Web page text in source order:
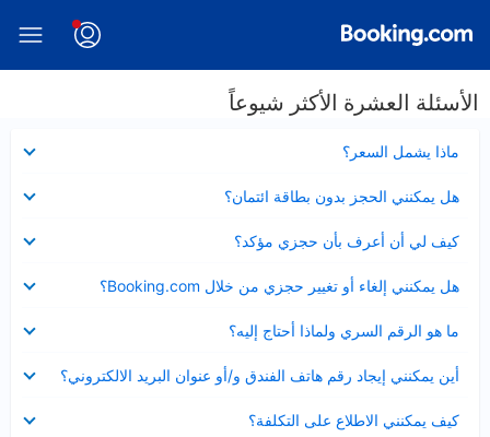
الأسئلة العشرة الأكثر شيوعاً
ماذا يشمل السعر؟
مصغر
هل يمكنني الحجز بدون بطاقة ائتمان؟
مصغر
كيف لي أن أعرف بأن حجزي مؤكد؟
مصغر
هل يمكنني إلغاء أو تغيير حجزي من خلال Booking.com؟
مصغر
ما هو الرقم السري ولماذا أحتاج إليه؟
مصغر
أين يمكنني إيجاد رقم هاتف الفندق و/أو عنوان البريد الالكتروني؟
عرض
مصغر
كيف يمكنني الاطلاع على التكلفة؟
مصغر